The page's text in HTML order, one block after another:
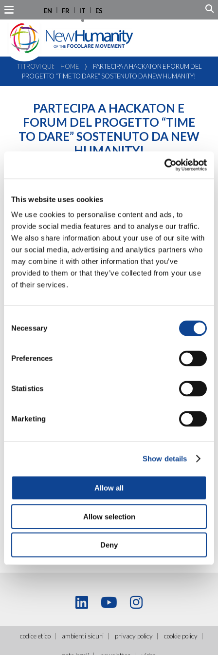
This website uses cookies
We use cookies to personalise content and ads, to
provide social media features and to analyse our traffic.
We also share information about your use of our site with
our social media, advertising and analytics partners who
may combine it with other information that you’ve
provided to them or that they’ve collected from your use
of their services.
Selection
Necessary
Preferences
Statistics
Marketing
Show details
Allow all
Allow selection
Deny
EN FR IT ES
TI TROVI QUI: HOME ⟩
PARTECIPA A HACKATON E FORUM DEL
PROGETTO “TIME TO DARE” SOSTENUTO DA NEW HUMANITY!
PARTECIPA A HACKATON E
FORUM DEL PROGETTO “TIME
TO DARE” SOSTENUTO DA NEW
HUMANITY!
destinato ai giovani, l’iniziativa intende
promuovere la cultura del «dare», da contrapporre
immateriali e relazionali, all’interno di una
Info e Iscrizioni
codice etico ambienti sicuri privacy policy cookie policy